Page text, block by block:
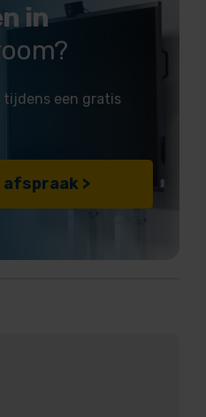
in
een gratis
afspraak >